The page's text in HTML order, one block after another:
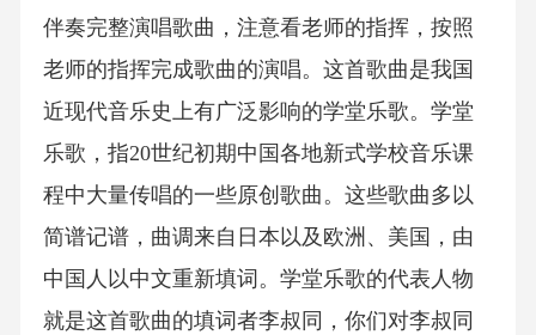
伴奏完整演唱歌曲，注意看老师的指挥，按照
老师的指挥完成歌曲的演唱。这首歌曲是我国
近现代音乐史上有广泛影响的学堂乐歌。学堂
乐歌，指20世纪初期中国各地新式学校音乐课
程中大量传唱的一些原创歌曲。这些歌曲多以
简谱记谱，曲调来自日本以及欧洲、美国，由
中国人以中文重新填词。学堂乐歌的代表人物
就是这首歌曲的填词者李叔同，你们对李叔同